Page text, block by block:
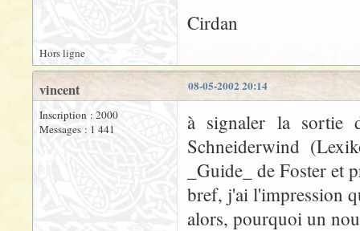
Cirdan
Hors ligne
08-05-2002 20:14
vincent
Inscription : 2000
Messages : 1 441
à signaler la sortie
Schneiderwind
_Guide_ de Foster et
bref, j'ai l'impression
alors, pourquoi un